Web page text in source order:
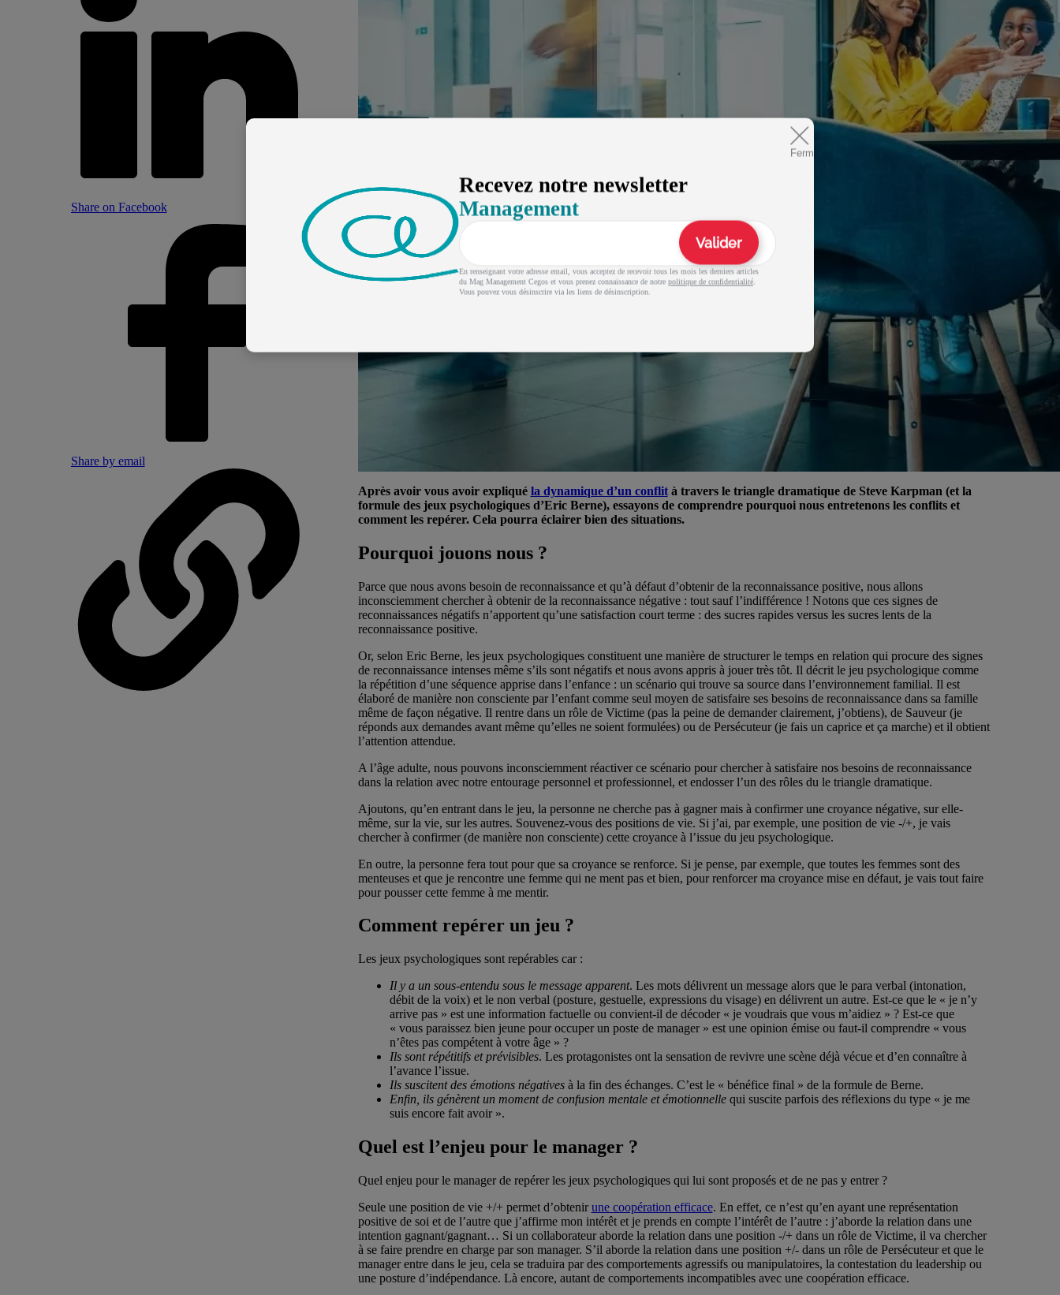
Fermer
Recevez notre newsletter
Management
Valider
En renseignant votre adresse email, vous acceptez de recevoir tous les mois les derniers articles
du Mag Management Cegos et vous prenez connaissance de notre politique de confidentialité.
Vous pouvez vous désinscrire via les liens de désinscription.
Share on Facebook
Share by email
Après avoir vous avoir expliqué la dynamique d’un conflità travers le triangle dramatique de Steve Karpman (et la
formule des jeux psychologiques d’Eric Berne), essayons de comprendre pourquoi nous entretenons les conflits et
comment les repérer. Cela pourra éclairer bien des situations.
Pourquoi jouons nous ?
Parce que nous avons besoin de reconnaissance et qu’à défaut d’obtenir de la reconnaissance positive, nous allons
inconsciemment chercher à obtenir de la reconnaissance négative : tout sauf l’indifférence ! Notons que ces signes de
reconnaissances négatifs n’apportent qu’une satisfaction court terme : des sucres rapides versus les sucres lents de la
reconnaissance positive.
Or, selon Eric Berne, les jeux psychologiques constituent une manière de structurer le temps en relation qui procure des signes
de reconnaissance intenses même s’ils sont négatifs et nous avons appris à jouer très tôt. Il décrit le jeu psychologique comme
la répétition d’une séquence apprise dans l’enfance : un scénario qui trouve sa source dans l’environnement familial. Il est
élaboré de manière non consciente par l’enfant comme seul moyen de satisfaire ses besoins de reconnaissance dans sa famille
même de façon négative. Il rentre dans un rôle de Victime (pas la peine de demander clairement, j’obtiens), de Sauveur (je
réponds aux demandes avant même qu’elles ne soient formulées) ou de Persécuteur (je fais un caprice et ça marche) et il obtient
l’attention attendue.
A l’âge adulte, nous pouvons inconsciemment réactiver ce scénario pour chercher à satisfaire nos besoins de reconnaissance
dans la relation avec notre entourage personnel et professionnel, et endosser l’un des rôles du le triangle dramatique.
Ajoutons, qu’en entrant dans le jeu, la personne ne cherche pas à gagner mais à confirmer une croyance négative, sur elle-
même, sur la vie, sur les autres. Souvenez-vous des positions de vie. Si j’ai, par exemple, une position de vie -/+, je vais
chercher à confirmer (de manière non consciente) cette croyance à l’issue du jeu psychologique.
En outre, la personne fera tout pour que sa croyance se renforce. Si je pense, par exemple, que toutes les femmes sont des
menteuses et que je rencontre une femme qui ne ment pas et bien, pour renforcer ma croyance mise en défaut, je vais tout faire
pour pousser cette femme à me mentir.
Comment repérer un jeu ?
Les jeux psychologiques sont repérables car :
Il y a un sous-entendu sous le message apparent. Les mots délivrent un message alors que le para verbal (intonation,
débit de la voix) et le non verbal (posture, gestuelle, expressions du visage) en délivrent un autre. Est-ce que le « je n’y
arrive pas » est une information factuelle ou convient-il de décoder « je voudrais que vous m’aidiez » ? Est-ce que
« vous paraissez bien jeune pour occuper un poste de manager » est une opinion émise ou faut-il comprendre « vous
n’êtes pas compétent à votre âge » ?
Ils sont répétitifs et prévisibles. Les protagonistes ont la sensation de revivre une scène déjà vécue et d’en connaître à
l’avance l’issue.
Ils suscitent des émotions négativesà la fin des échanges. C’est le « bénéfice final » de la formule de Berne.
Enfin, ils génèrent un moment de confusion mentale et émotionnellequi suscite parfois des réflexions du type « je me
suis encore fait avoir ».
Quel est l’enjeu pour le manager ?
Quel enjeu pour le manager de repérer les jeux psychologiques qui lui sont proposés et de ne pas y entrer ?
Seule une position de vie +/+ permet d’obtenirune coopération efficace. En effet, ce n’est qu’en ayant une représentation
positive de soi et de l’autre que j’affirme mon intérêt et je prends en compte l’intérêt de l’autre : j’aborde la relation dans une
intention gagnant/gagnant… Si un collaborateur aborde la relation dans une position -/+ dans un rôle de Victime, il va chercher
à se faire prendre en charge par son manager. S’il aborde la relation dans une position +/- dans un rôle de Persécuteur et que le
manager entre dans le jeu, cela se traduira par des comportements agressifs ou manipulatoires, la contestation du leadership ou
une posture d’indépendance. Là encore, autant de comportements incompatibles avec une coopération efficace.